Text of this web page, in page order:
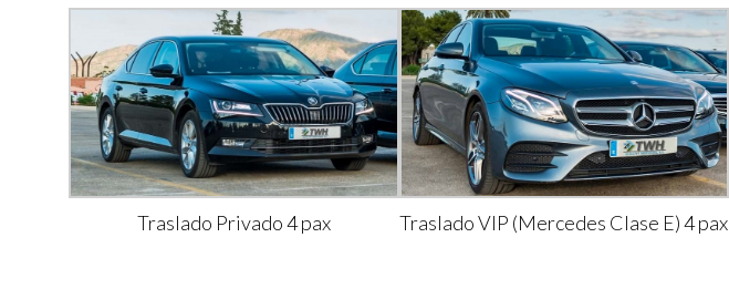
Traslado Privado 4 pax Traslado VIP (Mercedes Clase E) 4 pax